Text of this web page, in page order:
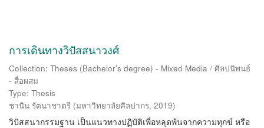
การเดินทางวิปัสสนาวงศ์
Collection: Theses (Bachelor's degree) - Mixed Media / ศิลปนิพนธ์
- สื่อผสม
Type: Thesis
ชานิน รัตนาชาตรี (มหาวิทยาลัยศิลปากร, 2019)
วิปัสสนากรรมฐาน เป็นแนวทางปฏิบัติเพื่อหลุดพ้นจากความทุกข์ หรือ